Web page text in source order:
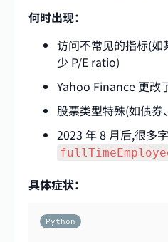
何时出现：
访问不常见的指标(如
少 P/E ratio)
Yahoo Finance 更改
股票类型特殊(如债券
2023 年 8 月后,很多
具体症状：
Python